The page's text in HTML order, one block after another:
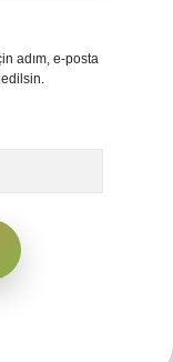
adım, e-posta